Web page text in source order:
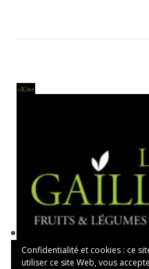
Confidentialité et cookies : ce
utiliser ce site Web, vous